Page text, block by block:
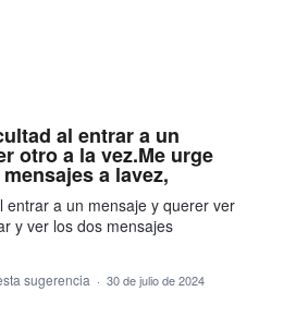
al entrar a un
otro a la vez.Me urge
a lavez,
entrar a un mensaje y querer ver
y ver los dos mensajes
sugerencia · 30 de julio de 2024